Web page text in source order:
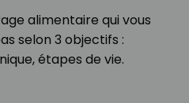
alimentaire qui vous
selon 3 objectifs :
étapes de vie.